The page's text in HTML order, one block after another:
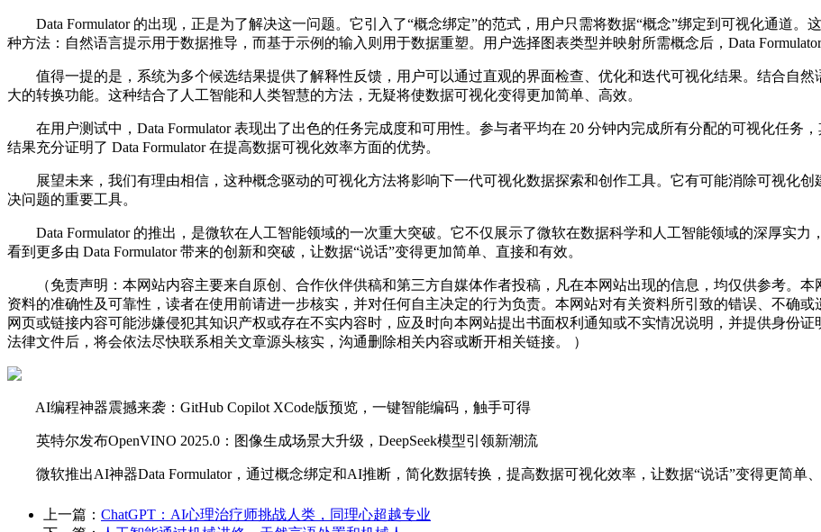
Data Formulator 的出现，正是为了解决这一问题。它引入了“概念绑定”的范式，用户只需将数据“概念”绑定到可视化通道。
种方法：自然语言提示用于数据推导，而基于示例的输入则用于数据重塑。用户选择图表类型并映射所需概念后，Data
值得一提的是，系统为多个候选结果提供了解释性反馈，用户可以通过直观的界面检查、优化和迭代可视化结果。结合自然
大的转换功能。这种结合了人工智能和人类智慧的方法，无疑将使数据可视化变得更加简单、高效。
在用户测试中，Data Formulator 表现出了出色的任务完成度和可用性。参与者平均在 20 分钟内完成所有分配的可视化任务
结果充分证明了 Data Formulator 在提高数据可视化效率方面的优势。
展望未来，我们有理由相信，这种概念驱动的可视化方法将影响下一代可视化数据探索和创作工具。它有可能消除可视化创
决问题的重要工具。
Data Formulator 的推出，是微软在人工智能领域的一次重大突破。它不仅展示了微软在数据科学和人工智能领域的深厚实力
看到更多由 Data Formulator 带来的创新和突破，让数据“说话”变得更加简单、直接和有效。
（免责声明：本网站内容主要来自原创、合作伙伴供稿和第三方自媒体作者投稿，凡在本网站出现的信息，均仅供参考。本
资料的准确性及可靠性，读者在使用前请进一步核实，并对任何自主决定的行为负责。本网站对有关资料所引致的错误、不确
网页或链接内容可能涉嫌侵犯其知识产权或存在不实内容时，应及时向本网站提出书面权利通知或不实情况说明，并提供身份
法律文件后，将会依法尽快联系相关文章源头核实，沟通删除相关内容或断开相关链接。 ）
AI编程神器震撼来袭：GitHub Copilot XCode版预览，一键智能编码，触手可得
英特尔发布OpenVINO 2025.0：图像生成场景大升级，DeepSeek模型引领新潮流
微软推出AI神器Data Formulator，通过概念绑定和AI推断，简化数据转换，提高数据可视化效率，让数据“说话”变得更简单、
上一篇： ChatGPT：AI心理治疗师挑战人类，同理心超越专业